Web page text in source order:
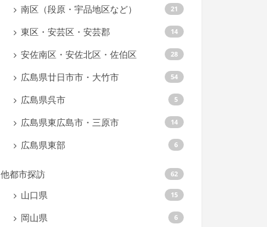
南区（段原・宇品地区など） 21
東区・安芸区・安芸郡 14
安佐南区・安佐北区・佐伯区 28
広島県廿日市市・大竹市 54
広島県呉市 5
広島県東広島市・三原市 14
広島県東部 6
他都市探訪 62
山口県 15
岡山県 6